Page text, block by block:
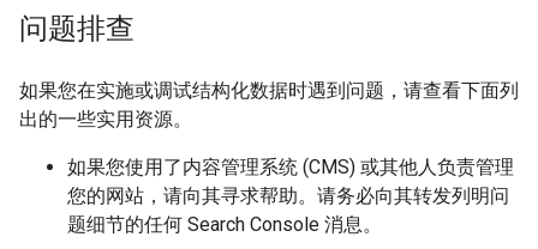
问题排查
如果您在实施或调试结构化数据时遇到问题，请查看下面列
出的一些实用资源。
如果您使用了内容管理系统 (CMS) 或其他人负责管理
您的网站，请向其寻求帮助。请务必向其转发列明问
题细节的任何 Search Console 消息。